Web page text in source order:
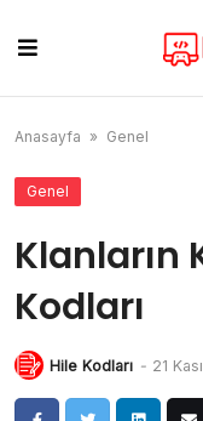
content
Anasayfa » Genel
Genel
Klanların
Kodları
Hile Kodları - 21